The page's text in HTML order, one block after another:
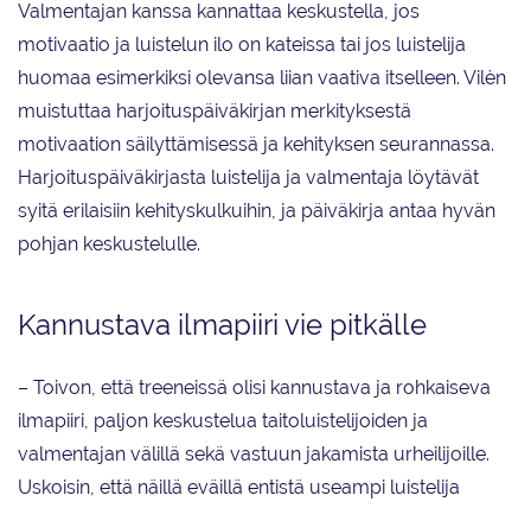
Valmentajan kanssa kannattaa keskustella, jos
motivaatio ja luistelun ilo on kateissa tai jos luistelija
huomaa esimerkiksi olevansa liian vaativa itselleen. Vilèn
muistuttaa harjoituspäiväkirjan merkityksestä
motivaation säilyttämisessä ja kehityksen seurannassa.
Harjoituspäiväkirjasta luistelija ja valmentaja löytävät
syitä erilaisiin kehityskulkuihin, ja päiväkirja antaa hyvän
pohjan keskustelulle.
Kannustava ilmapiiri vie pitkälle
– Toivon, että treeneissä olisi kannustava ja rohkaiseva
ilmapiiri, paljon keskustelua taitoluistelijoiden ja
valmentajan välillä sekä vastuun jakamista urheilijoille.
Uskoisin, että näillä eväillä entistä useampi luistelija